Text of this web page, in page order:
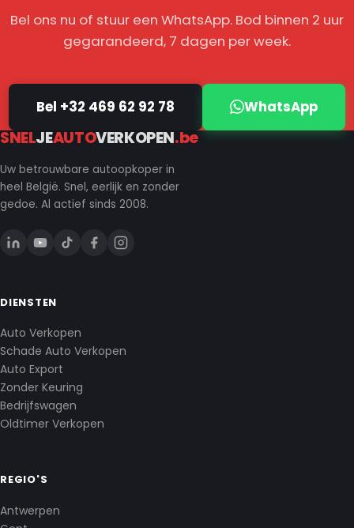
Bel ons nu of stuur een WhatsApp. Bod binnen 2 uur
gegarandeerd, 7 dagen per week.
Bel +32 469 62 92 78 WhatsApp
SNELJEAUTOVERKOPEN.be
Uw betrouwbare autoopkoper in
heel België. Snel, eerlijk en zonder
gedoe. Al actief sinds 2008.
DIENSTEN
Auto Verkopen
Schade Auto Verkopen
Auto Export
Zonder Keuring
Bedrijfswagen
Oldtimer Verkopen
REGIO'S
Antwerpen